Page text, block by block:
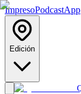
ImpresoPodcastApp
Edición